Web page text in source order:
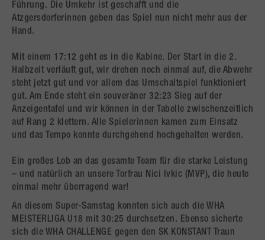
Führung. Die Umkehr ist geschafft und die
Atzgersdorferinnen geben das Spiel nun nicht mehr aus der
Hand.
Mit einem 17:12 geht es in die Kabine. Der Start in die 2.
Halbzeit verläuft gut, wir drehen noch einmal auf, die Abwehr
steht jetzt gut und vor allem das Umschaltspiel funktioniert
gut. Am Ende steht ein souveräner 32:23 Sieg auf der
Anzeigentafel und wir können in der Tabelle zwischenzeitlich
auf Rang 2 klettern. Alle Spielerinnen kamen zum Einsatz
und das Tempo konnte durchgehend hochgehalten werden.
Ein großes Lob an das gesamte Team für die starke Leistung
– und natürlich an unsere Torfrau Nici Ivkic (MVP), die heute
einmal mehr überragend war!
An diesem Super-Samstag konnten sich auch die WHA
MEISTERLIGA U18 mit 30:25 durchsetzen. Ebenso sicherte
sich die WHA CHALLENGE gegen den SK KONSTANT Traun